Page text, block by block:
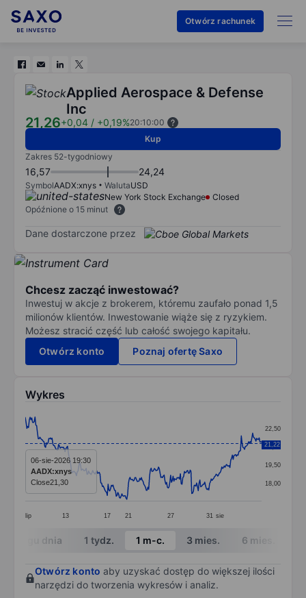
Otwórz rachunek
Applied Aerospace & Defense
Inc
21,26+0,04 / +0,19%20:10:00
Kup
Zakres 52-tygodniowy
16,57 24,24
SymbolAADX:xnys WalutaUSD
New York Stock Exchange
Closed
Opóźnione o 15 minut
Dane dostarczone przez
Chcesz zacząć inwestować?
Inwestuj w akcje z brokerem, któremu zaufało ponad 1,5
milionów klientów. Inwestowanie wiąże się z ryzykiem.
Możesz stracić część lub całość swojego kapitału.
Otwórz konto
Poznaj ofertę Saxo
Wykres
Line chart with 292 data points.
The chart has 1 X axis displaying categories.
The chart has 1 Y axis displaying values. Data
lip 13 17 21 27 31 sie
18,00
19,50
21,00
22,50
21,22
06-sie-2026 19:30
AADX:xnys
Close21,30
End of interactive chart.
W ciągu dnia 1 tydz. 1 m-c. 3 mies. 6 mies.
Otwórz konto aby uzyskać dostęp do większej ilości
narzędzi do tworzenia wykresów i analiz.